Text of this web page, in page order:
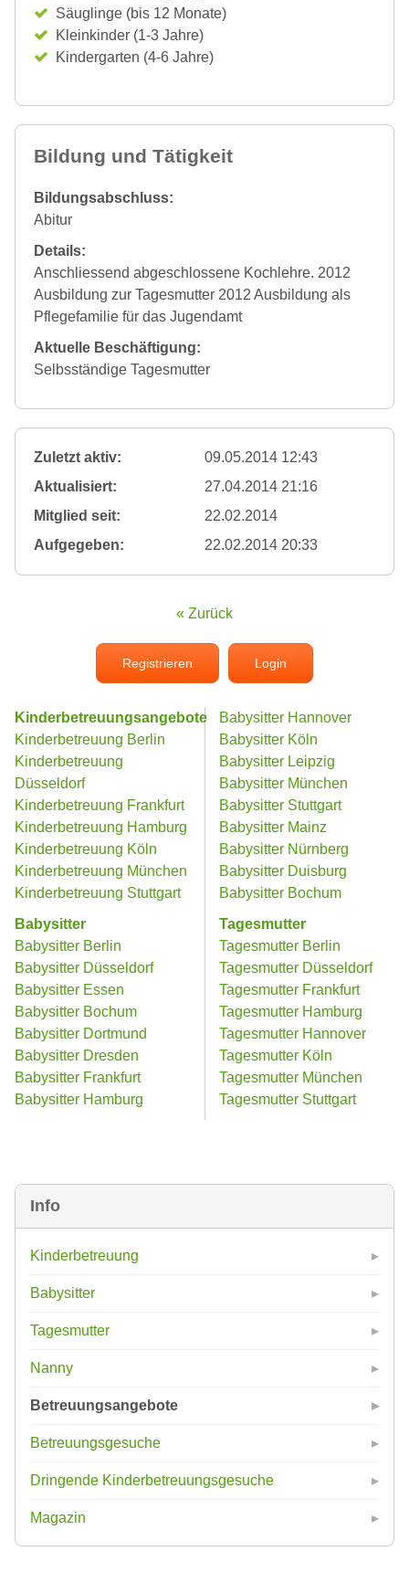
Info
Kinderbetreuung
Babysitter
Tagesmutter
Nanny
Betreuungsangebote
Betreuungsgesuche
Dringende Kinderbetreuungsgesuche
Magazin
Säuglinge (bis 12 Monate)
Kleinkinder (1-3 Jahre)
Kindergarten (4-6 Jahre)
Bildung und Tätigkeit
Bildungsabschluss:
Abitur
Details:
Anschliessend abgeschlossene Kochlehre. 2012
Ausbildung zur Tagesmutter 2012 Ausbildung als
Pflegefamilie für das Jugendamt
Aktuelle Beschäftigung:
Selbsständige Tagesmutter
Zuletzt aktiv:
09.05.2014 12:43
Aktualisiert:
27.04.2014 21:16
Mitglied seit:
22.02.2014
Aufgegeben:
22.02.2014 20:33
« Zurück
Registrieren Login
Kinderbetreuungsangebote
Kinderbetreuung Berlin
Kinderbetreuung
Düsseldorf
Kinderbetreuung Frankfurt
Kinderbetreuung Hamburg
Kinderbetreuung Köln
Kinderbetreuung München
Kinderbetreuung Stuttgart
Babysitter
Babysitter Berlin
Babysitter Düsseldorf
Babysitter Essen
Babysitter Bochum
Babysitter Dortmund
Babysitter Dresden
Babysitter Frankfurt
Babysitter Hamburg
Babysitter Hannover
Babysitter Köln
Babysitter Leipzig
Babysitter München
Babysitter Stuttgart
Babysitter Mainz
Babysitter Nürnberg
Babysitter Duisburg
Babysitter Bochum
Tagesmutter
Tagesmutter Berlin
Tagesmutter Düsseldorf
Tagesmutter Frankfurt
Tagesmutter Hamburg
Tagesmutter Hannover
Tagesmutter Köln
Tagesmutter München
Tagesmutter Stuttgart